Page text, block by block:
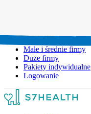
Małe i średnie firmy
Duże firmy
Pakiety indywidualne
Logowanie